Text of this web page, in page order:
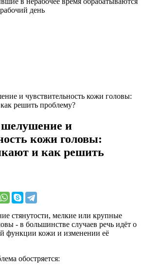
день
и чувствительность кожи головы:
решить проблему?
шелушение и
кожи головы:
и как решить
стянутости, мелкие или крупные
- в большинстве случаев речь идёт о
функции кожи и изменении её
обостряется: